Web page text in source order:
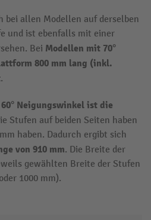
bei allen Modellen auf derselben
und ist ebenfalls mit einer
Bei Modellen mit 70°
800 mm lang (inkl.
.
Neigungswinkel ist die
Stufen auf beiden Seiten haben
haben. Dadurch ergibt sich
von 910 mm. Die Breite der
gewählten Breite der Stufen
1000 mm).